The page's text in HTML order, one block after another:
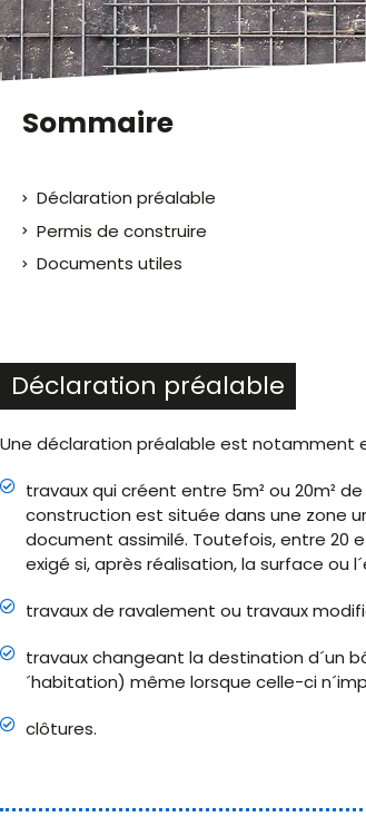
qui
utilisent
un
d'écran ;
Ctrl-
F10
ouvrir
Sommaire
Déclaration préalable
Permis de construire
Documents utiles
Déclaration préalable
Une déclaration préalable est notamment
travaux qui créent entre 5m² ou 20m²
construction est située dans une zone
document assimilé. Toutefois, entre 20
exigé si, après réalisation, la surface ou
travaux de ravalement ou travaux
travaux changeant la destination d´un
´habitation) même lorsque celle-ci
clôtures.